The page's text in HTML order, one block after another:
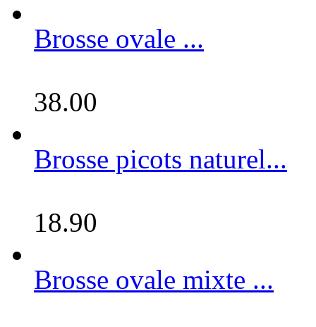
Brosse ovale ...
38.00
Brosse picots naturel...
18.90
Brosse ovale mixte ...